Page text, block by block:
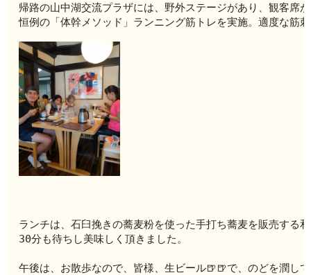
帰路の山中湖交流プラザには、野外ステージがあり、観客席
恒例の「体幹メソッド」ランニング筋トレを実施。適度な筋
ランチは、石臼挽きの蕎麦粉を使った手打ち蕎麦を販売する
30分も待ちし美味しく頂きました。
午後は、お散歩なので、皆様、生ビール🍺🍺で、のどを潤し